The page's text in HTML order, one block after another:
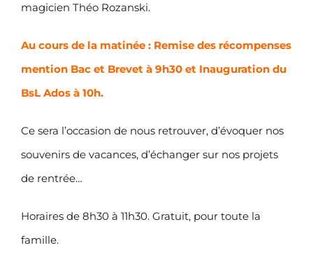
magicien Théo Rozanski.
Au cours de la matinée : Remise des récompenses
mention Bac et Brevet à 9h30 et Inauguration du
BsL Ados à 10h.
Ce sera l’occasion de nous retrouver, d’évoquer nos
souvenirs de vacances, d’échanger sur nos projets
de rentrée…
Horaires de 8h30 à 11h30. Gratuit, pour toute la
famille.